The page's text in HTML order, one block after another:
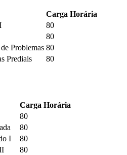
Carga Horária
80
80
Problemas 80
Prediais
80
Carga Horária
80
80
I
80
80